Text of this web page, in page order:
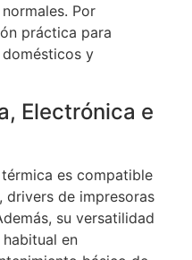
Por
práctica para
y
Electrónica e
es compatible
drivers de impresoras
su versatilidad
en